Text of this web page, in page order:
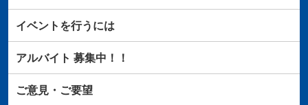
イベントを行うには
アルバイト 募集中！！
ご意見・ご要望